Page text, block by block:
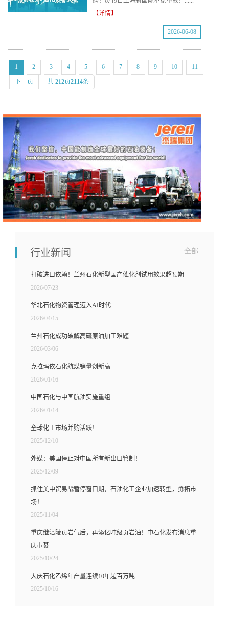
【详情】
2026-06-08
1 2 3 4 5 6 7 8 9 10 11
下一页 共 212页2114条
行业新闻 全部
打破进口依赖！兰州石化新型国产催化剂试用效果超预期
2026/07/23
华北石化物资管理迈入AI时代
2026/04/15
兰州石化成功破解高硫原油加工难题
2026/03/06
克拉玛依石化航煤销量创新高
2026/01/16
中国石化与中国航油实施重组
2026/01/14
全球化工市场并购活跃!
2025/12/10
外媒：美国停止对中国所有新出口管制！
2025/12/09
抓住美中贸易战暂停窗口期，石油化工企业加速转型，勇拓市
场！
2025/11/04
重庆继涪陵页岩气后，再添亿吨级页岩油！中石化发布消息重
庆市綦
2025/10/24
大庆石化乙烯年产量连续10年超百万吨
2025/10/16